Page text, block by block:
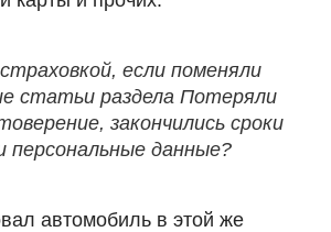
если поменяли
статьи раздела Потеряли
закончились сроки
персональные данные?
автомобиль в этой же